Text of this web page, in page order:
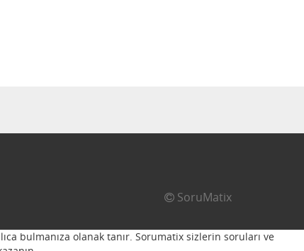
SoruMatix
bulmanıza olanak tanır. Sorumatix sizlerin soruları ve